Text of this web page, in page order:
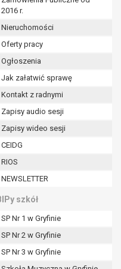
2016 r.
Nieruchomości
Oferty pracy
Ogłoszenia
Jak załatwić sprawę
Kontakt z radnymi
Zapisy audio sesji
Zapisy wideo sesji
CEIDG
RIOS
NEWSLETTER
szkół
SP Nr 1 w Gryfinie
SP Nr 2 w Gryfinie
SP Nr 3 w Gryfinie
z
danych
po tym
i
między